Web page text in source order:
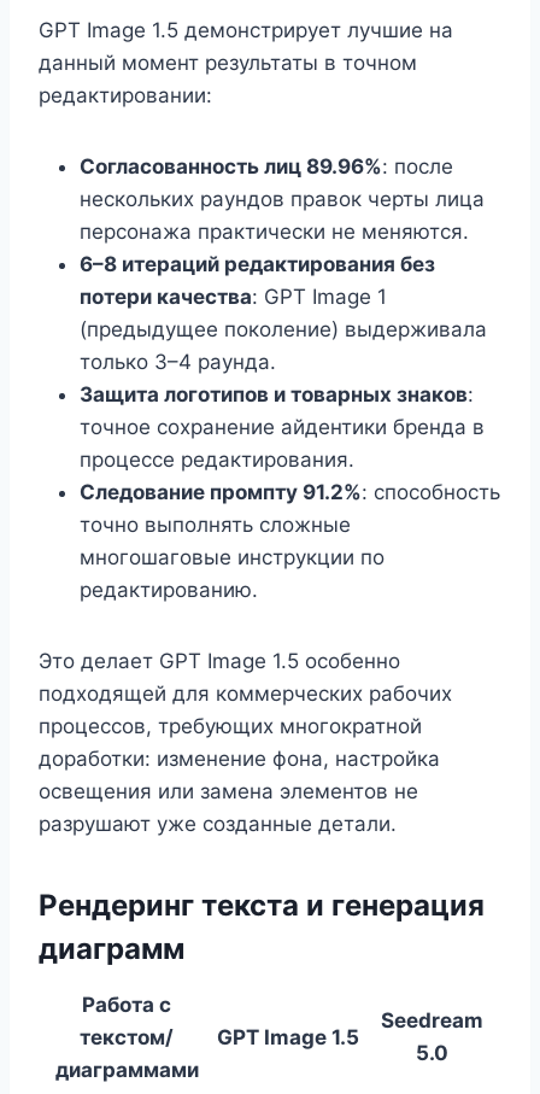
GPT Image 1.5 демонстрирует лучшие на
данный момент результаты в точном
редактировании:
Согласованность лиц 89.96%: после
нескольких раундов правок черты лица
персонажа практически не меняются.
6–8 итераций редактирования без
потери качества: GPT Image 1
(предыдущее поколение) выдерживала
только 3–4 раунда.
Защита логотипов и товарных знаков:
точное сохранение айдентики бренда в
процессе редактирования.
Следование промпту 91.2%: способность
точно выполнять сложные
многошаговые инструкции по
редактированию.
Это делает GPT Image 1.5 особенно
подходящей для коммерческих рабочих
процессов, требующих многократной
доработки: изменение фона, настройка
освещения или замена элементов не
разрушают уже созданные детали.
Рендеринг текста и генерация
диаграмм
Работа с
текстом/
диаграммами
GPT Image 1.5
Seedream
5.0